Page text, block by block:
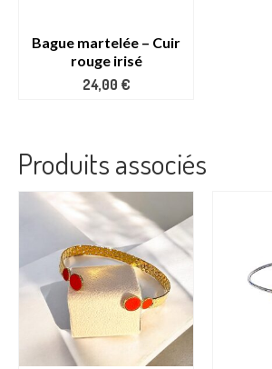
Bague martelée – Cuir
rouge irisé
24,00 €
Produits associés